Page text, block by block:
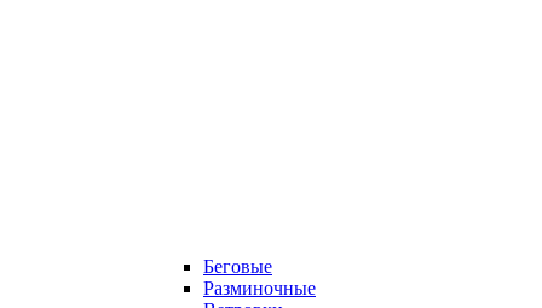
Беговые
Разминочные